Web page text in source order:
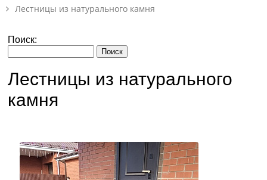
Лестницы из натурального камня
Поиск:
Лестницы из натурального
камня